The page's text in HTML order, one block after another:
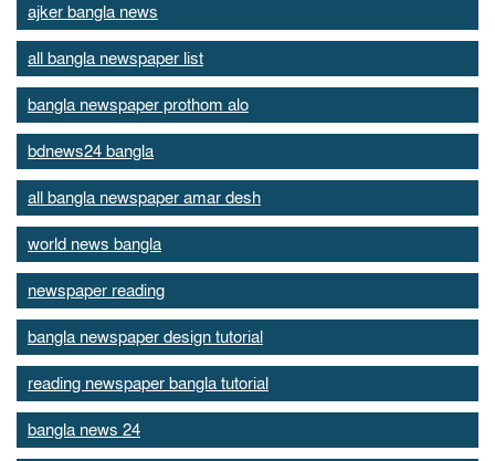
ajker bangla news
all bangla newspaper list
bangla newspaper prothom alo
bdnews24 bangla
all bangla newspaper amar desh
world news bangla
newspaper reading
bangla newspaper design tutorial
reading newspaper bangla tutorial
bangla news 24